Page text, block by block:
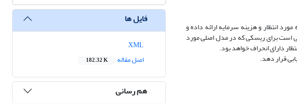
انتظار و هزینه سرمایه ارائه داده و
است برای ریسکی که در مدل اصلی مورد
دارای انحراف خواهد بود.
قرار دهد.
فایل ها
اصل مقاله
182.32 K
هم رسانی